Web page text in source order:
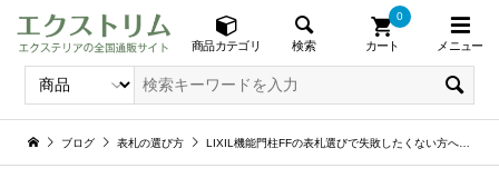
商品カテゴリ 検索 カート
0
メニュー
ブログ 表札の選び方 LIXIL機能門柱FFの表札選びで失敗したくない方へ！対応サイズとおすすめ表札を解説